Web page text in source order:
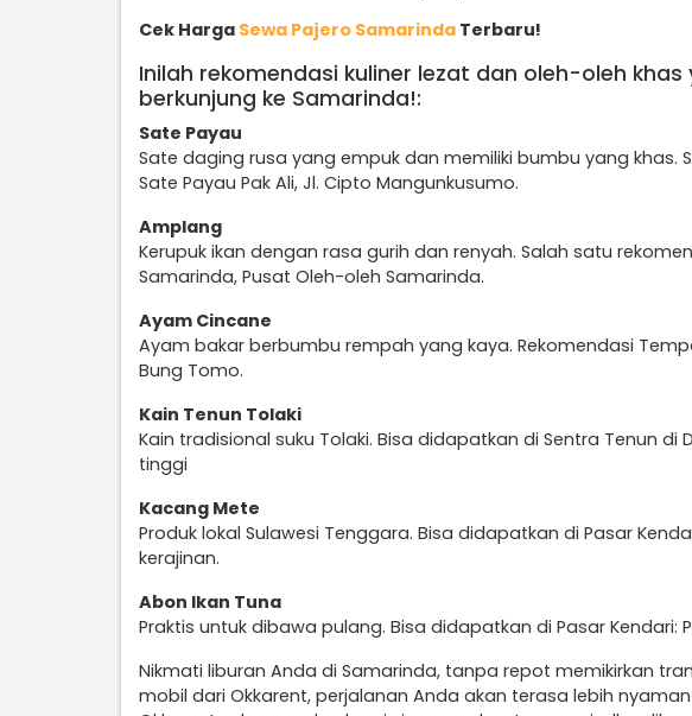
Cek Harga Sewa Pajero Samarinda Terbaru!
Inilah rekomendasi kuliner lezat dan oleh-oleh
berkunjung ke Samarinda!:
Sate Payau
Sate daging rusa yang empuk dan memiliki bumbu yang khas.
Sate Payau Pak Ali, Jl. Cipto Mangunkusumo.
Amplang
Kerupuk ikan dengan rasa gurih dan renyah. Salah satu
Samarinda, Pusat Oleh-oleh Samarinda.
Ayam Cincane
Ayam bakar berbumbu rempah yang kaya. Rekomendasi
Bung Tomo.
Kain Tenun Tolaki
Kain tradisional suku Tolaki. Bisa didapatkan di Sentra Tenun di
tinggi
Kacang Mete
Produk lokal Sulawesi Tenggara. Bisa didapatkan di Pasar
kerajinan.
Abon Ikan Tuna
Praktis untuk dibawa pulang. Bisa didapatkan di Pasar Kendari:
Nikmati liburan Anda di Samarinda, tanpa repot memikirkan
mobil dari Okkarent, perjalanan Anda akan terasa lebih